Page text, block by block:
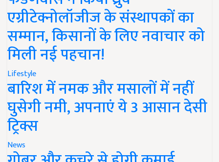
एग्रीटेक्नोलॉजीज के संस्थापकों का
सम्मान, किसानों के लिए नवाचार को
मिली नई पहचान!
Lifestyle
बारिश में नमक और मसालों में नहीं
घुसेगी नमी, अपनाएं ये 3 आसान देसी
ट्रिक्स
News